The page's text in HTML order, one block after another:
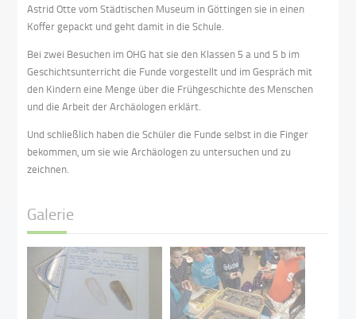
Astrid Otte vom Städtischen Museum in Göttingen sie in einen
Koffer gepackt und geht damit in die Schule.
Bei zwei Besuchen im OHG hat sie den Klassen 5 a und 5 b im
Geschichtsunterricht die Funde vorgestellt und im Gespräch mit
den Kindern eine Menge über die Frühgeschichte des Menschen
und die Arbeit der Archäologen erklärt.
Und schließlich haben die Schüler die Funde selbst in die Finger
bekommen, um sie wie Archäologen zu untersuchen und zu
zeichnen.
Galerie